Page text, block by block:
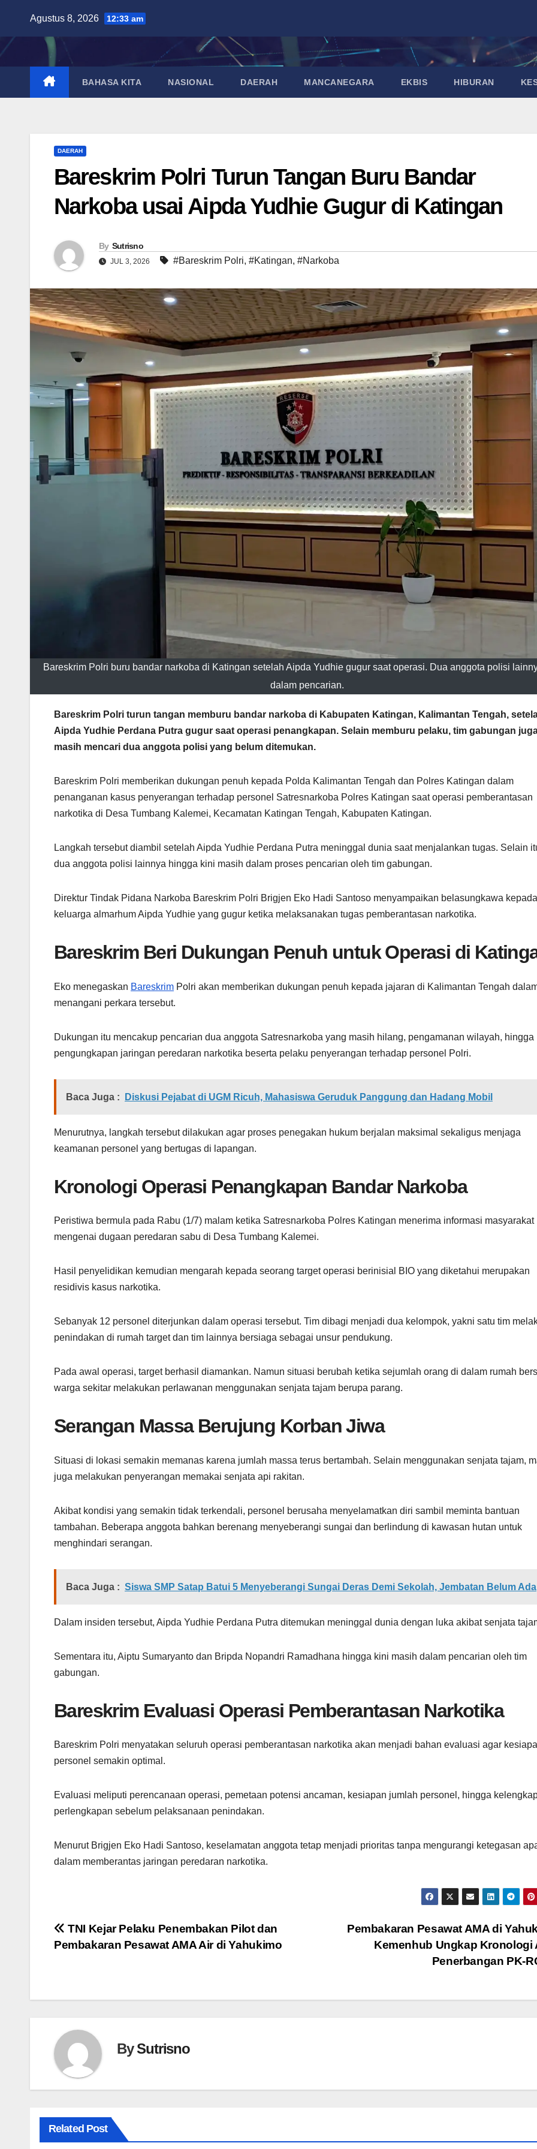
content
Agustus 8, 2026 12:33 am
BAHASA KITA NASIONAL DAERAH MANCANEGARA EKBIS HIBURAN
DAERAH
Bareskrim Polri Turun Tangan Buru Bandar
Narkoba usai Aipda Yudhie Gugur di Katingan
By Sutrisno
JUL 3, 2026 #Bareskrim Polri, #Katingan, #Narkoba
Bareskrim Polri buru bandar narkoba di Katingan setelah Aipda Yudhie gugur saat operasi. Dua anggota polisi
dalam pencarian.
Bareskrim Polri turun tangan memburu bandar narkoba di Kabupaten Katingan, Kalimantan Tengah,
Aipda Yudhie Perdana Putra gugur saat operasi penangkapan. Selain memburu pelaku, tim gabungan
masih mencari dua anggota polisi yang belum ditemukan.
Bareskrim Polri memberikan dukungan penuh kepada Polda Kalimantan Tengah dan Polres Katingan dalam
penanganan kasus penyerangan terhadap personel Satresnarkoba Polres Katingan saat operasi pemberantasan
narkotika di Desa Tumbang Kalemei, Kecamatan Katingan Tengah, Kabupaten Katingan.
Langkah tersebut diambil setelah Aipda Yudhie Perdana Putra meninggal dunia saat menjalankan tugas. Selain
dua anggota polisi lainnya hingga kini masih dalam proses pencarian oleh tim gabungan.
Direktur Tindak Pidana Narkoba Bareskrim Polri Brigjen Eko Hadi Santoso menyampaikan belasungkawa kepada
keluarga almarhum Aipda Yudhie yang gugur ketika melaksanakan tugas pemberantasan narkotika.
Bareskrim Beri Dukungan Penuh untuk Operasi di
Eko menegaskan Bareskrim Polri akan memberikan dukungan penuh kepada jajaran di Kalimantan Tengah
menangani perkara tersebut.
Dukungan itu mencakup pencarian dua anggota Satresnarkoba yang masih hilang, pengamanan wilayah, hingga
pengungkapan jaringan peredaran narkotika beserta pelaku penyerangan terhadap personel Polri.
Baca Juga : Diskusi Pejabat di UGM Ricuh, Mahasiswa Geruduk Panggung dan Hadang Mobil
Menurutnya, langkah tersebut dilakukan agar proses penegakan hukum berjalan maksimal sekaligus menjaga
keamanan personel yang bertugas di lapangan.
Kronologi Operasi Penangkapan Bandar Narkoba
Peristiwa bermula pada Rabu (1/7) malam ketika Satresnarkoba Polres Katingan menerima informasi masyarakat
mengenai dugaan peredaran sabu di Desa Tumbang Kalemei.
Hasil penyelidikan kemudian mengarah kepada seorang target operasi berinisial BIO yang diketahui merupakan
residivis kasus narkotika.
Sebanyak 12 personel diterjunkan dalam operasi tersebut. Tim dibagi menjadi dua kelompok, yakni satu tim
penindakan di rumah target dan tim lainnya bersiaga sebagai unsur pendukung.
Pada awal operasi, target berhasil diamankan. Namun situasi berubah ketika sejumlah orang di dalam rumah
warga sekitar melakukan perlawanan menggunakan senjata tajam berupa parang.
Serangan Massa Berujung Korban Jiwa
Situasi di lokasi semakin memanas karena jumlah massa terus bertambah. Selain menggunakan senjata tajam,
juga melakukan penyerangan memakai senjata api rakitan.
Akibat kondisi yang semakin tidak terkendali, personel berusaha menyelamatkan diri sambil meminta bantuan
tambahan. Beberapa anggota bahkan berenang menyeberangi sungai dan berlindung di kawasan hutan untuk
menghindari serangan.
Baca Juga : Siswa SMP Satap Batui 5 Menyeberangi Sungai Deras Demi Sekolah, Jembatan Belum Ada
Dalam insiden tersebut, Aipda Yudhie Perdana Putra ditemukan meninggal dunia dengan luka akibat senjata
Sementara itu, Aiptu Sumaryanto dan Bripda Nopandri Ramadhana hingga kini masih dalam pencarian oleh tim
gabungan.
Bareskrim Evaluasi Operasi Pemberantasan Narkotika
Bareskrim Polri menyatakan seluruh operasi pemberantasan narkotika akan menjadi bahan evaluasi agar
personel semakin optimal.
Evaluasi meliputi perencanaan operasi, pemetaan potensi ancaman, kesiapan jumlah personel, hingga
perlengkapan sebelum pelaksanaan penindakan.
Menurut Brigjen Eko Hadi Santoso, keselamatan anggota tetap menjadi prioritas tanpa mengurangi ketegasan
dalam memberantas jaringan peredaran narkotika.
Navigasi
Pembakaran Pesawat AMA di
Kemenhub Ungkap Kronologi
Penerbangan PK-
TNI Kejar Pelaku Penembakan Pilot dan
Pembakaran Pesawat AMA Air di Yahukimo
BySutrisno
Related Post